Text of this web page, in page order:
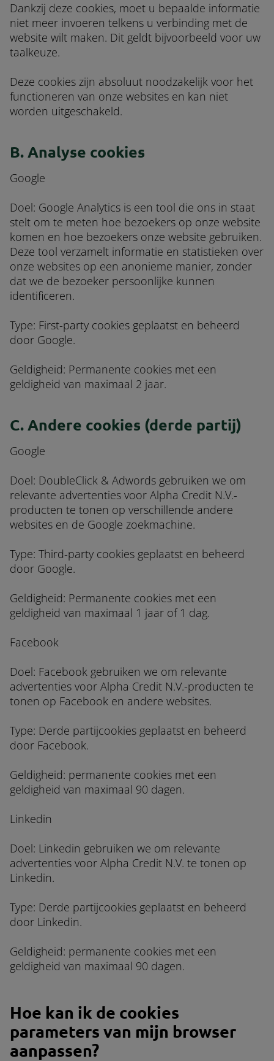
Dankzij deze cookies, moet u bepaalde informatie
niet meer invoeren telkens u verbinding met de
website wilt maken. Dit geldt bijvoorbeeld voor uw
taalkeuze.
Deze cookies zijn absoluut noodzakelijk voor het
functioneren van onze websites en kan niet
worden uitgeschakeld.
B. Analyse cookies
Google
Doel: Google Analytics is een tool die ons in staat
stelt om te meten hoe bezoekers op onze website
komen en hoe bezoekers onze website gebruiken.
Deze tool verzamelt informatie en statistieken over
onze websites op een anonieme manier, zonder
dat we de bezoeker persoonlijke kunnen
identificeren.
Type: First-party cookies geplaatst en beheerd
door Google.
Geldigheid: Permanente cookies met een
geldigheid van maximaal 2 jaar.
C. Andere cookies (derde partij)
Google
Doel: DoubleClick & Adwords gebruiken we om
relevante advertenties voor Alpha Credit N.V.-
producten te tonen op verschillende andere
websites en de Google zoekmachine.
Type: Third-party cookies geplaatst en beheerd
door Google.
Geldigheid: Permanente cookies met een
geldigheid van maximaal 1 jaar of 1 dag.
Facebook
Doel: Facebook gebruiken we om relevante
advertenties voor Alpha Credit N.V.-producten te
tonen op Facebook en andere websites.
Type: Derde partijcookies geplaatst en beheerd
door Facebook.
Geldigheid: permanente cookies met een
geldigheid van maximaal 90 dagen.
Linkedin
Doel: Linkedin gebruiken we om relevante
advertenties voor Alpha Credit N.V. te tonen op
Linkedin.
Type: Derde partijcookies geplaatst en beheerd
door Linkedin.
Geldigheid: permanente cookies met een
geldigheid van maximaal 90 dagen.
Hoe kan ik de cookies
parameters van mijn browser
aanpassen?